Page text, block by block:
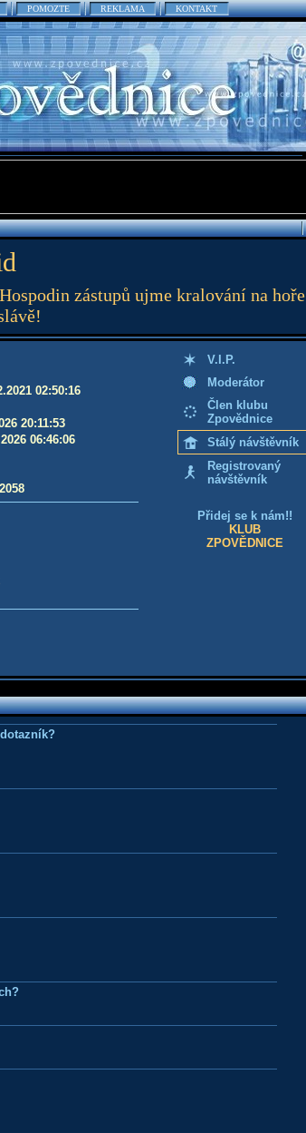
POMOZTE REKLAMA KONTAKT
zástupů ujme kralování na hoře
02:50:16
20:11:53
06:46:06
V.I.P.
Moderátor
Člen klubu
Zpovědnice
Stálý návštěvník
Registrovaný
návštěvník
Přidej se k nám!!
KLUB
ZPOVĚDNICE